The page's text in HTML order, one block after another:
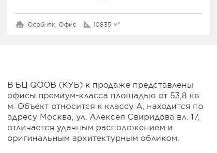
Особняк, Офис 10835 м²
В БЦ QOOB (КУБ) к продаже представлены
офисы премиум-класса площадью от 53,8 кв.
м. Объект относится к классу А, находится по
адресу Москва, ул. Алексея Свиридова вл. 17,
отличается удачным расположением и
оригинальным архитектурным обликом.